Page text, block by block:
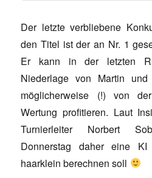
Der letzte verbliebene
den Titel ist der an Nr. 1
Er kann in der letzten
Niederlage von Martin
möglicherweise (!) von
Wertung profitieren. Laut
Turnierleiter Norbert
Donnerstag daher eine
haarklein berechnen soll